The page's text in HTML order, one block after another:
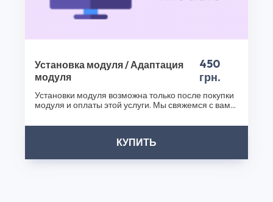
Установка модуля / Адаптация
модуля
450
грн.
Установки модуля возможна только после покупки
модуля и оплаты этой услуги. Мы свяжемся с вами
КУПИТЬ